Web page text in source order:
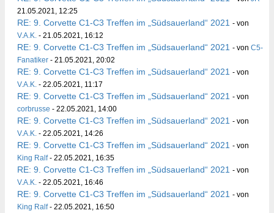
21.05.2021, 12:25
RE: 9. Corvette C1-C3 Treffen im „Südsauerland“ 2021 - von
V.A.K. - 21.05.2021, 16:12
RE: 9. Corvette C1-C3 Treffen im „Südsauerland“ 2021 - von C5-
Fanatiker - 21.05.2021, 20:02
RE: 9. Corvette C1-C3 Treffen im „Südsauerland“ 2021 - von
V.A.K. - 22.05.2021, 11:17
RE: 9. Corvette C1-C3 Treffen im „Südsauerland“ 2021 - von
corbrusse - 22.05.2021, 14:00
RE: 9. Corvette C1-C3 Treffen im „Südsauerland“ 2021 - von
V.A.K. - 22.05.2021, 14:26
RE: 9. Corvette C1-C3 Treffen im „Südsauerland“ 2021 - von
King Ralf- 22.05.2021, 16:35
RE: 9. Corvette C1-C3 Treffen im „Südsauerland“ 2021 - von
V.A.K. - 22.05.2021, 16:46
RE: 9. Corvette C1-C3 Treffen im „Südsauerland“ 2021 - von
King Ralf- 22.05.2021, 16:50